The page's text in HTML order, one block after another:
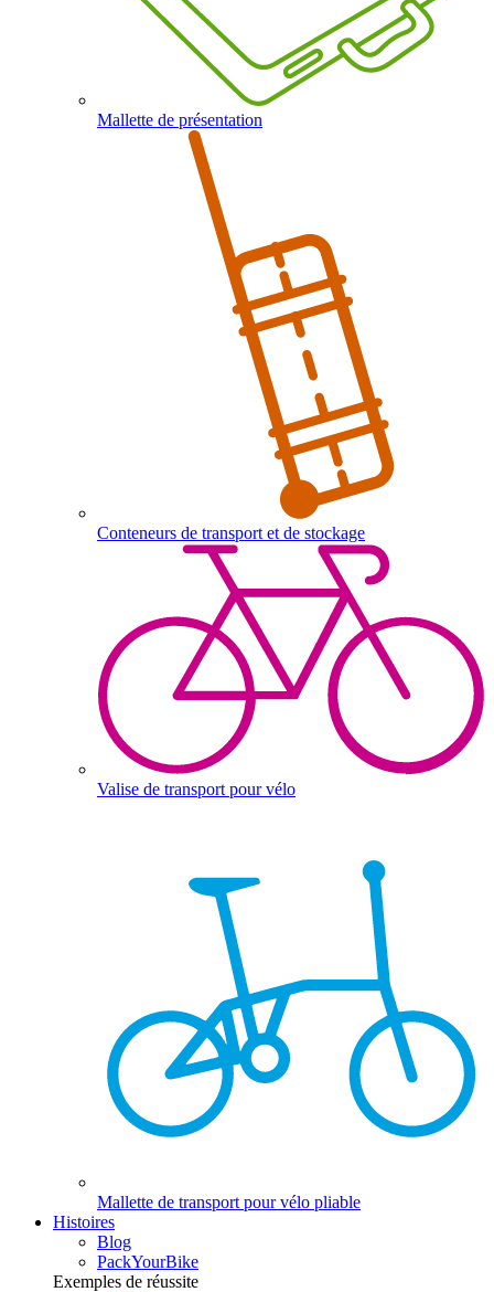
Mallette de présentation
Conteneurs de transport et de stockage
Valise de transport pour vélo
Mallette de transport pour vélo pliable
Histoires
Blog
PackYourBike
Exemples de réussite